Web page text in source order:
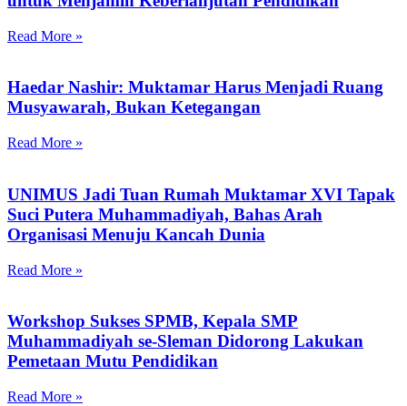
Read More »
Haedar Nashir: Muktamar Harus Menjadi Ruang
Musyawarah, Bukan Ketegangan
Read More »
UNIMUS Jadi Tuan Rumah Muktamar XVI Tapak
Suci Putera Muhammadiyah, Bahas Arah
Organisasi Menuju Kancah Dunia
Read More »
Workshop Sukses SPMB, Kepala SMP
Muhammadiyah se-Sleman Didorong Lakukan
Pemetaan Mutu Pendidikan
Read More »